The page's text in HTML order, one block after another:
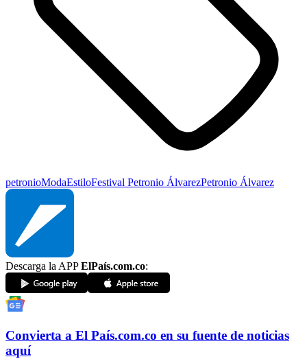
petronioModaEstiloFestival Petronio ÁlvarezPetronio Álvarez
Descarga la APPElPaís.com.co:
Convierta a El País.com.co en su fuente de noticias
aquí